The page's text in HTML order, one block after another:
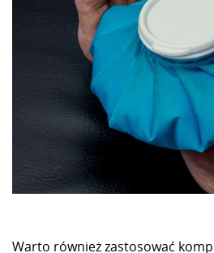
Warto również zastosować